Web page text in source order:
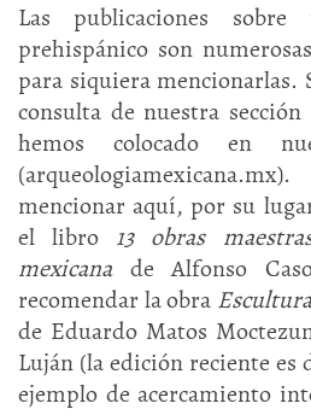
Las publicaciones
prehispánico son
para siquiera mencionarlas.
consulta de nuestra sección
hemos colocado en
mencionar aquí, por su
el libro 13 obras
mexicanade Alfonso
recomendar la obra
de Eduardo Matos
Luján (la edición reciente es
ejemplo de acercamiento